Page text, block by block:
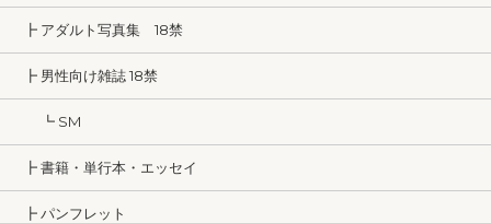
┣ アダルト写真集 18禁
┣ 男性向け雑誌 18禁
┗ SM
┣ 書籍・単行本・エッセイ
┣ パンフレット